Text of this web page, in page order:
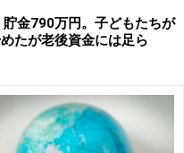
金790万円。子どもたちが
たが老後資金には足ら